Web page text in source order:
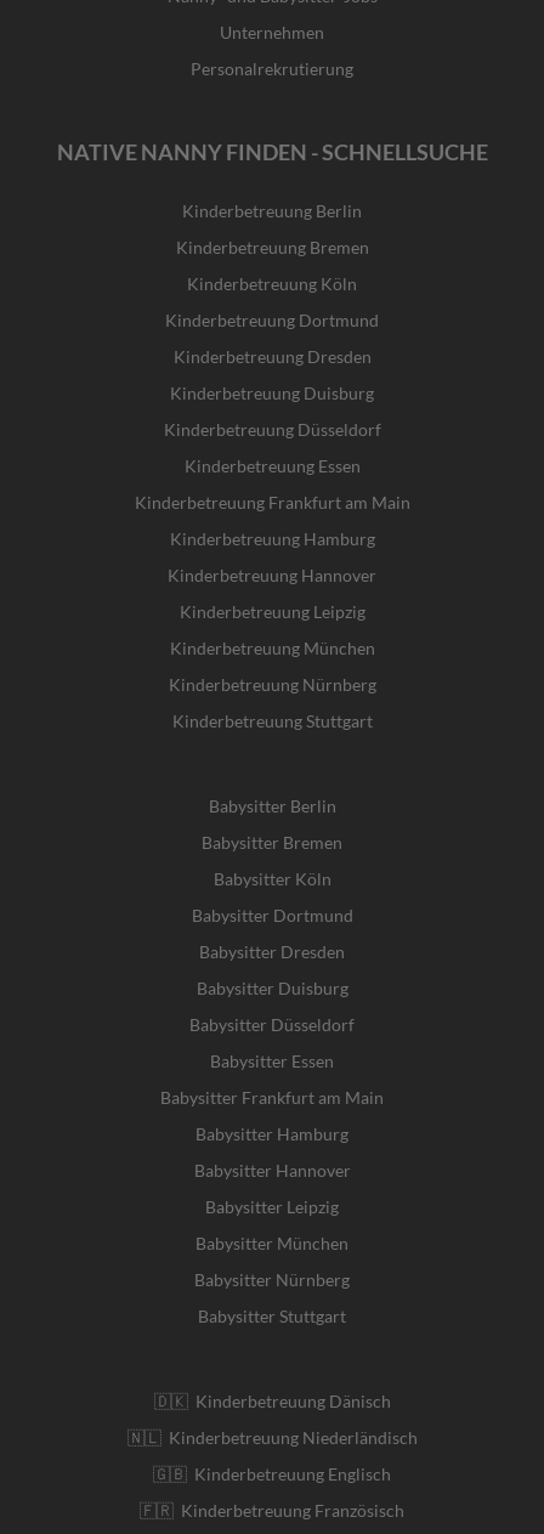
Unternehmen
Personalrekrutierung
NATIVE NANNY FINDEN - SCHNELLSUCHE
Kinderbetreuung Berlin
Kinderbetreuung Bremen
Kinderbetreuung Köln
Kinderbetreuung Dortmund
Kinderbetreuung Dresden
Kinderbetreuung Duisburg
Kinderbetreuung Düsseldorf
Kinderbetreuung Essen
Kinderbetreuung Frankfurt am Main
Kinderbetreuung Hamburg
Kinderbetreuung Hannover
Kinderbetreuung Leipzig
Kinderbetreuung München
Kinderbetreuung Nürnberg
Kinderbetreuung Stuttgart
Babysitter Berlin
Babysitter Bremen
Babysitter Köln
Babysitter Dortmund
Babysitter Dresden
Babysitter Duisburg
Babysitter Düsseldorf
Babysitter Essen
Babysitter Frankfurt am Main
Babysitter Hamburg
Babysitter Hannover
Babysitter Leipzig
Babysitter München
Babysitter Nürnberg
Babysitter Stuttgart
🇩🇰 Kinderbetreuung Dänisch
🇳🇱 Kinderbetreuung Niederländisch
🇬🇧 Kinderbetreuung Englisch
🇫🇷 Kinderbetreuung Französisch